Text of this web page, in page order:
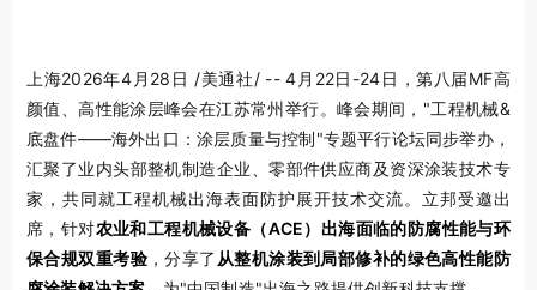
上海2026年4月28日 /美通社/ -- 4月22日-24日，第八届MF高
颜值、高性能涂层峰会在江苏常州举行。峰会期间，"工程机械&
底盘件——海外出口：涂层质量与控制"专题平行论坛同步举办，
汇聚了业内头部整机制造企业、零部件供应商及资深涂装技术专
家，共同就工程机械出海表面防护展开技术交流。立邦受邀出
席，针对农业和工程机械设备（ACE）出海面临的防腐性能与环
保合规双重考验 ，分享了 从整机涂装到局部修补的绿色高性能防